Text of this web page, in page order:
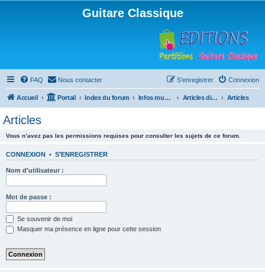
Guitare Classique
FAQ Nous contacter Connexion
S’enregistrer
Accueil Portail Index du forum Infos musicales Articles divers Articles
Articles
Vous n’avez pas les permissions requises pour consulter les sujets de ce forum.
CONNEXION • S’ENREGISTRER
Nom d’utilisateur :
Mot de passe :
Se souvenir de moi
Masquer ma présence en ligne pour cette session